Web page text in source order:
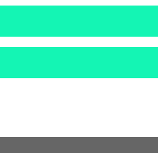
die weiteren Termine im